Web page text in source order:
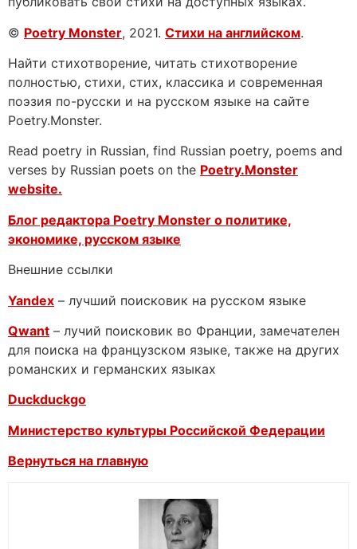
© Poetry Monster, 2021. Стихи на английском.
Найти стихотворение, читать стихотворение
полностью, стихи, стих, классика и современная
поэзия по-русски и на русском языке на сайте
Poetry.Monster.
Read poetry in Russian, find Russian poetry, poems and
verses by Russian poets on the Poetry.Monster
website.
Блог редактора Poetry Monster о политике,
экономике, русском языке
Внешние ссылки
Yandex – лучший поисковик на русском языке
Qwant – лучий поисковик во Франции, замечателен
для поиска на французском языке, также на других
романских и германских языках
Duckduckgo
Министерство культуры Российской Федерации
Вернуться на главную